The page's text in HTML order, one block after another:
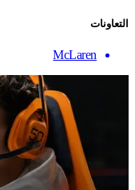
التعاونات
McLaren